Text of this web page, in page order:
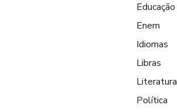
Educação
Enem
Idiomas
Libras
Literatura
Política